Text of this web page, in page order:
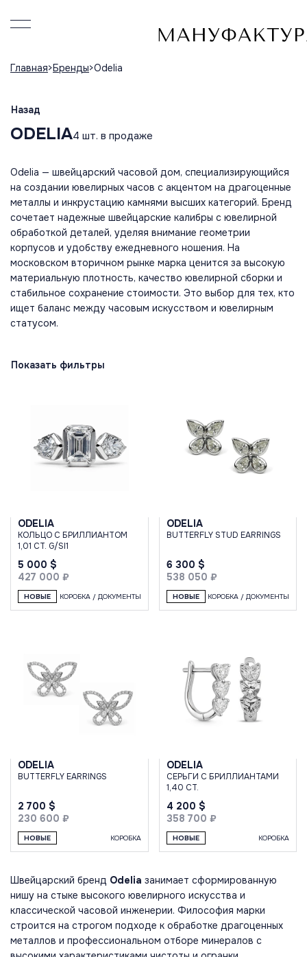
Главная Бренды Odelia
Назад
ODELIA4 шт. в продаже
Odelia — швейцарский часовой дом, специализирующийся
на создании ювелирных часов с акцентом на драгоценные
металлы и инкрустацию камнями высших категорий. Бренд
сочетает надежные швейцарские калибры с ювелирной
обработкой деталей, уделяя внимание геометрии
корпусов и удобству ежедневного ношения. На
московском вторичном рынке марка ценится за высокую
материальную плотность, качество ювелирной сборки и
стабильное сохранение стоимости. Это выбор для тех, кто
ищет баланс между часовым искусством и ювелирным
статусом.
Показать фильтры
ODELIA
КОЛЬЦО С БРИЛЛИАНТОМ
1,01 CT. G/SI1
5 000 $
427 000 ₽
НОВЫЕ КОРОБКА / ДОКУМЕНТЫ
ODELIA
BUTTERFLY STUD EARRINGS
6 300 $
538 050 ₽
НОВЫЕ КОРОБКА / ДОКУМЕНТЫ
ODELIA
BUTTERFLY EARRINGS
2 700 $
230 600 ₽
НОВЫЕ КОРОБКА
ODELIA
СЕРЬГИ С БРИЛЛИАНТАМИ
1,40 CT.
4 200 $
358 700 ₽
НОВЫЕ КОРОБКА
Швейцарский бренд Odelia занимает сформированную
нишу на стыке высокого ювелирного искусства и
классической часовой инженерии. Философия марки
строится на строгом подходе к обработке драгоценных
металлов и профессиональном отборе минералов с